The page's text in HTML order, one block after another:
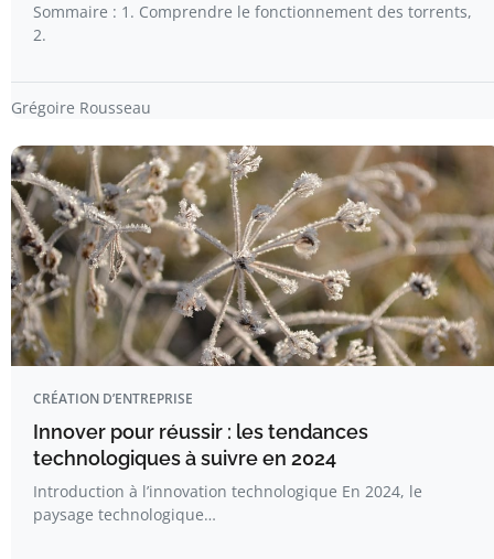
Sommaire : 1. Comprendre le fonctionnement des torrents,
2.
Grégoire Rousseau
CRÉATION D’ENTREPRISE
Innover pour réussir : les tendances
technologiques à suivre en 2024
Introduction à l’innovation technologique En 2024, le
paysage technologique…